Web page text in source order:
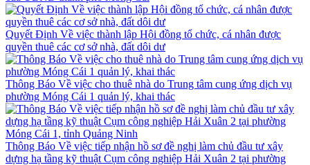
Quyết Định Về việc thành lập Hội đồng tổ chức, cá nhân được
quyền thuê các cơ sở nhà, đất dôi dư
Thông Báo Về việc cho thuê nhà do Trung tâm cung ứng dịch vụ
phường Móng Cái 1 quản lý, khai thác
Thông Báo Về việc tiếp nhận hồ sơ đề nghị làm chủ đầu tư xây
dựng hạ tầng kỹ thuật Cụm công nghiệp Hải Xuân 2 tại phường